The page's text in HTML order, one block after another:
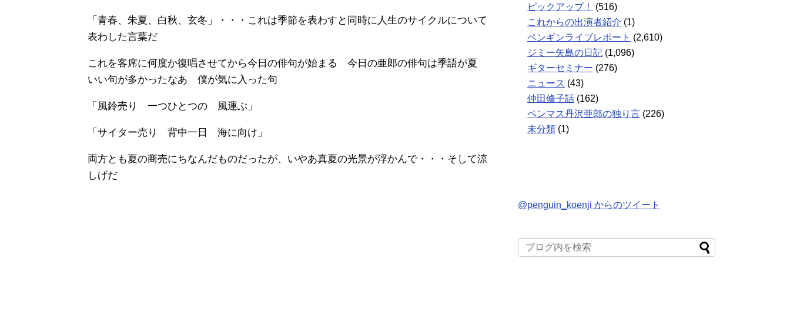
「青春、朱夏、白秋、玄冬」・・・これは季節を表わすと同時に人生のサイクルについて
表わした言葉だ
これを客席に何度か復唱させてから今日の俳句が始まる 今日の亜郎の俳句は季語が夏
いい句が多かったなあ 僕が気に入った句
「風鈴売り 一つひとつの 風運ぶ」
「サイター売り 背中一日 海に向け」
両方とも夏の商売にちなんだものだったが、いやあ真夏の光景が浮かんで・・・そして涼
しげだ
ピックアップ！
(516)
これからの出演者紹介 (1)
ペンギンライブレポート (2,610)
ジミー矢島の日記 (1,096)
ギターセミナー (276)
ニュース (43)
仲田修子話 (162)
ペンマス丹沢亜郎の独り言 (226)
未分類 (1)
@penguin_koenji からのツイート